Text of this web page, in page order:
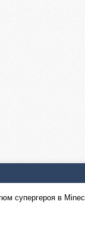
супергероя в